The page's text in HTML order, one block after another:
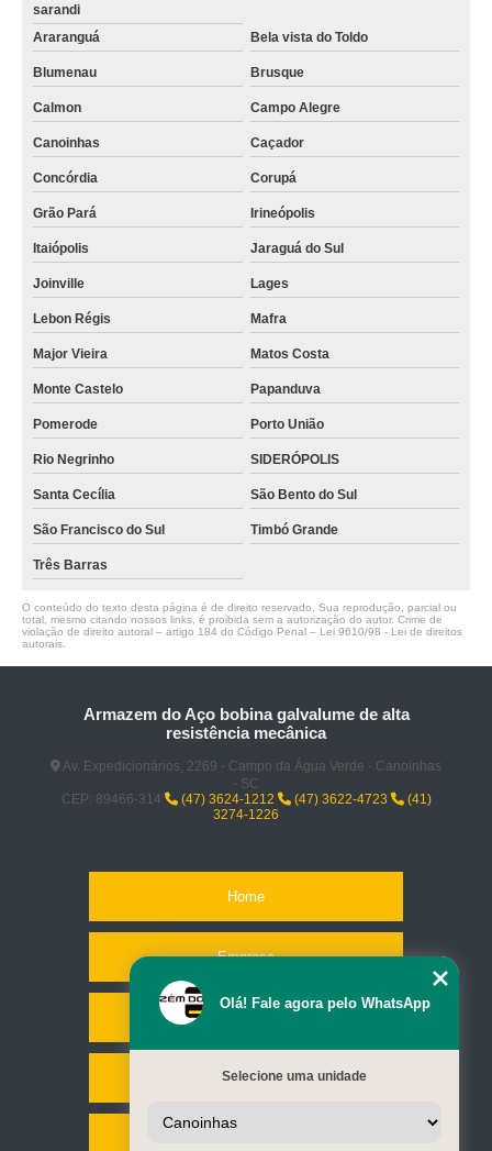
sarandi
Araranguá
Bela vista do Toldo
Blumenau Brusque
Calmon Campo Alegre
Canoinhas Caçador
Concórdia Corupá
Grão Pará Irineópolis
Itaiópolis Jaraguá do Sul
Joinville Lages
Lebon Régis Mafra
Major Vieira Matos Costa
Monte Castelo Papanduva
Pomerode Porto União
Rio Negrinho SIDERÓPOLIS
Santa Cecília São Bento do Sul
São Francisco do Sul Timbó Grande
Três Barras
O conteúdo do texto desta página é de direito reservado. Sua reprodução, parcial ou
total, mesmo citando nossos links, é proibida sem a autorização do autor. Crime de
violação de direito autoral – artigo 184 do Código Penal – Lei 9610/98 - Lei de direitos
autorais
Armazem do Aço bobina galvalume de alta
resistência mecânica
Av. Expedicionários, 2269 - Campo da Água Verde - Canoinhas
- SC
CEP: 89466-314
(47) 3624-1212 (47) 3622-4723
(41)
3274-1226
Home
Empresa
Serviços
Olá! Fale agora pelo WhatsApp
Selecione uma unidade